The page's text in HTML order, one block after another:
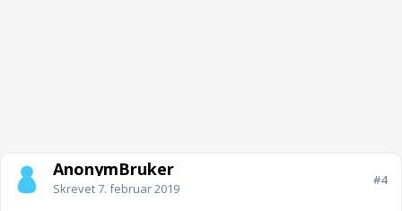
AnonymBruker
Skrevet7. februar 2019
#4